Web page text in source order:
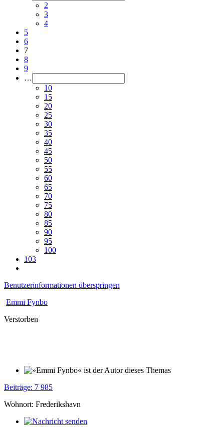
2
3
4
5
6
7
8
9
…
10
15
20
25
30
35
40
45
50
55
60
65
70
75
80
85
90
95
100
103
Benutzerinformationen überspringen
Emmi Fynbo
Verstorben
Beiträge: 7 985
Wohnort: Frederikshavn